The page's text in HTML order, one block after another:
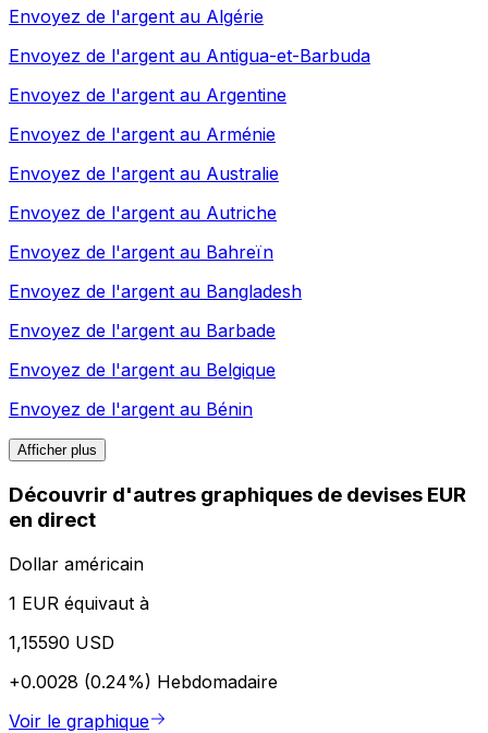
Envoyez de l'argent au Algérie
Envoyez de l'argent au Antigua-et-Barbuda
Envoyez de l'argent au Argentine
Envoyez de l'argent au Arménie
Envoyez de l'argent au Australie
Envoyez de l'argent au Autriche
Envoyez de l'argent au Bahreïn
Envoyez de l'argent au Bangladesh
Envoyez de l'argent au Barbade
Envoyez de l'argent au Belgique
Envoyez de l'argent au Bénin
Afficher plus
Découvrir d'autres graphiques de devises EUR
en direct
Dollar américain
1 EUR équivaut à
1,15590 USD
+0.0028 (0.24%) Hebdomadaire
Voir le graphique